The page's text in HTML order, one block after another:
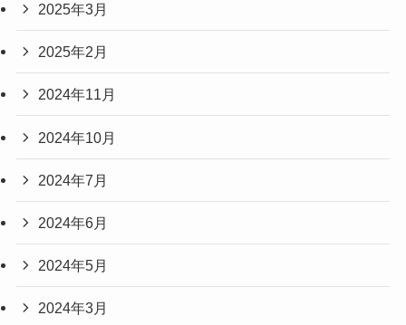
2025年3月
2025年2月
2024年11月
2024年10月
2024年7月
2024年6月
2024年5月
2024年3月